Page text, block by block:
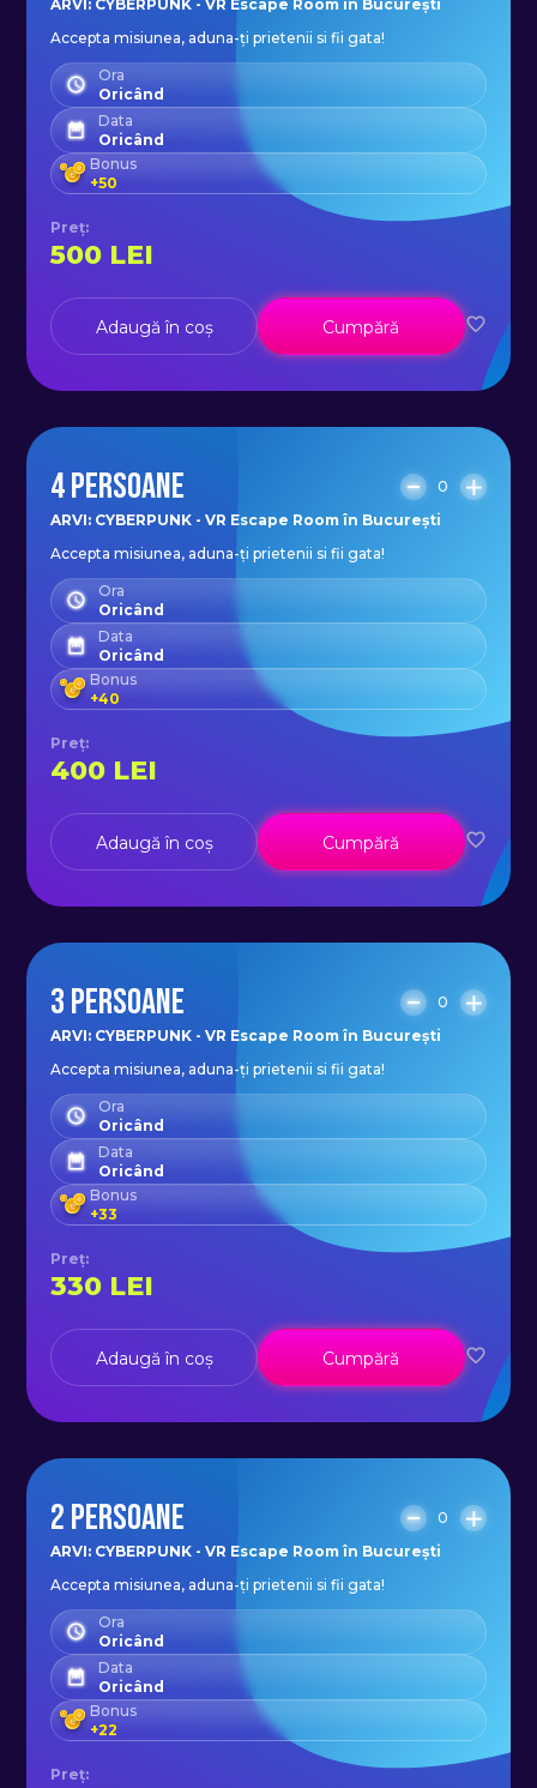
ARVI: CYBERPUNK - VR Escape Room în București
Accepta misiunea, aduna-ți prietenii si fii gata!
Ora
Oricând
Data
Oricând
Bonus
+50
Preț:
500 LEI
Adaugă în coș Cumpără
4 PERSOANE
0
ARVI: CYBERPUNK - VR Escape Room în București
Accepta misiunea, aduna-ți prietenii si fii gata!
Ora
Oricând
Data
Oricând
Bonus
+40
Preț:
400 LEI
Adaugă în coș Cumpără
3 PERSOANE
0
ARVI: CYBERPUNK - VR Escape Room în București
Accepta misiunea, aduna-ți prietenii si fii gata!
Ora
Oricând
Data
Oricând
Bonus
+33
Preț:
330 LEI
Adaugă în coș Cumpără
2 PERSOANE
0
ARVI: CYBERPUNK - VR Escape Room în București
Accepta misiunea, aduna-ți prietenii si fii gata!
Ora
Oricând
Data
Oricând
Bonus
+22
Preț: